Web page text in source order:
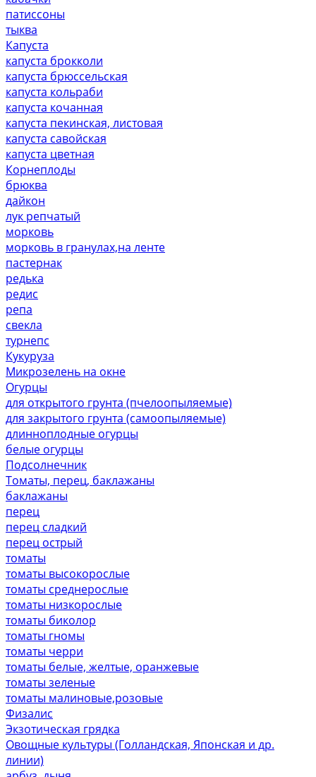
патиссоны
тыква
Капуста
капуста брокколи
капуста брюссельская
капуста кольраби
капуста кочанная
капуста пекинская, листовая
капуста савойская
капуста цветная
Корнеплоды
брюква
дайкон
лук репчатый
морковь
морковь в гранулах,на ленте
пастернак
редька
редис
репа
свекла
турнепс
Кукуруза
Микрозелень на окне
Огурцы
для открытого грунта (пчелоопыляемые)
для закрытого грунта (самоопыляемые)
длинноплодные огурцы
белые огурцы
Подсолнечник
Томаты, перец, баклажаны
баклажаны
перец
перец сладкий
перец острый
томаты
томаты высокорослые
томаты среднерослые
томаты низкорослые
томаты биколор
томаты гномы
томаты черри
томаты белые, желтые, оранжевые
томаты зеленые
томаты малиновые,розовые
Физалис
Экзотическая грядка
Овощные культуры (Голландская, Японская и др.
линии)